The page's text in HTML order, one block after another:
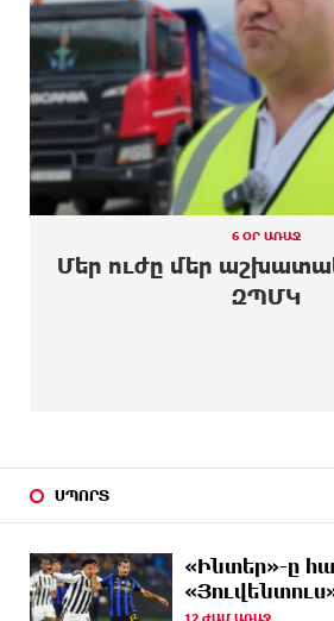
9 ԺԱՄ
ԱՌԱՋ
Ռուսաստանի տարածքում
ուկրաինական 360 անօդաչու
10 ԺԱՄ
ԱՌԱՋ
Օգոստոսի 10-ին, 11-ին, 12-
ին, 18-ին և 20-ին
լույս չի լինելու
10 ԺԱՄ
Ողբերգական դեպք՝
տակ հայտնաբերվել է
Ադրբեջանի Սարով գյուղում
աղջկա դի է հայտնաբերվել
պատուհաններն ու դռները
11 ԺԱՄ
Ալիևն ու Թրամփը
12 ԺԱՄ
ԱՌԱՋ
«Ինտեր»-ը հաղթեց
6 ՕՐ ԱՌԱՋ
Մեր ուժը մեր
ԶՊՄԿ
ՍՊՈՐՏ
«Ինտեր»-ը
12 ԺԱՄ ԱՌԱՋ